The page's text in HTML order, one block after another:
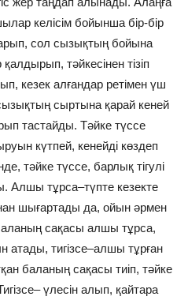
келісім бойынша бір-бір
сол сызықтың бойына
тәйкесінен тізіп
кезек алғандар ретімен үш
сыртына қарай кеней
тастайды. Тәйке түссе
күтпей, кенейді көздеп
тәйке түссе, барлық тігулі
Алшы тұрса–түпте кезекте
шығартады да, ойын әрмен
сақасы алшы тұрса,
атады, тигізсе–алшы тұрған
баланың сақасы тиіп, тәйке
үлесін алып, қайтара